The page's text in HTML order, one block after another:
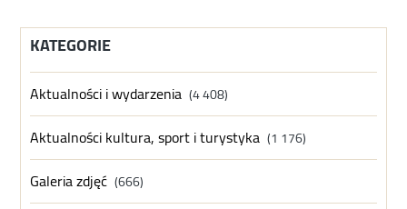
KATEGORIE
Aktualności i wydarzenia (4 408)
Aktualności kultura, sport i turystyka (1 176)
Galeria zdjęć (666)